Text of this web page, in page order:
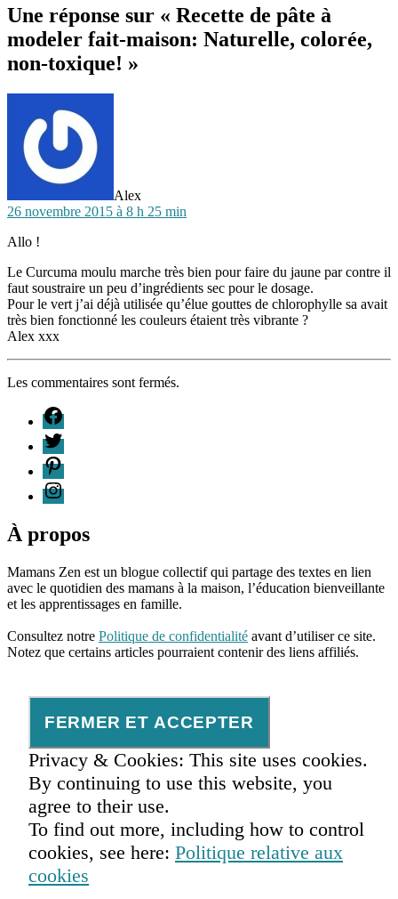
modeler
maison
naturelle,
recette,
recette
famille
vraie
pâte
modeler
Une réponse sur « Recette de pâte à
modeler fait-maison: Naturelle, colorée,
non-toxique! »
Alex
26 novembre 2015 à 8 h 25 min
Allo !
Le Curcuma moulu marche très bien pour faire du jaune par contre il
faut soustraire un peu d’ingrédients sec pour le dosage.
Pour le vert j’ai déjà utilisée qu’élue gouttes de chlorophylle sa avait
très bien fonctionné les couleurs étaient très vibrante ?
Alex xxx
Les commentaires sont fermés.
F
T
P
I
À propos
Mamans Zen est un blogue collectif qui partage des textes en lien
avec le quotidien des mamans à la maison, l’éducation bienveillante
et les apprentissages en famille.
Consultez notre Politique de confidentialité avant d’utiliser ce site.
Notez que certains articles pourraient contenir des liens affiliés.
Privacy & Cookies: This site uses cookies.
By continuing to use this website, you
agree to their use.
To find out more, including how to control
cookies, see here: Politique relative aux
cookies